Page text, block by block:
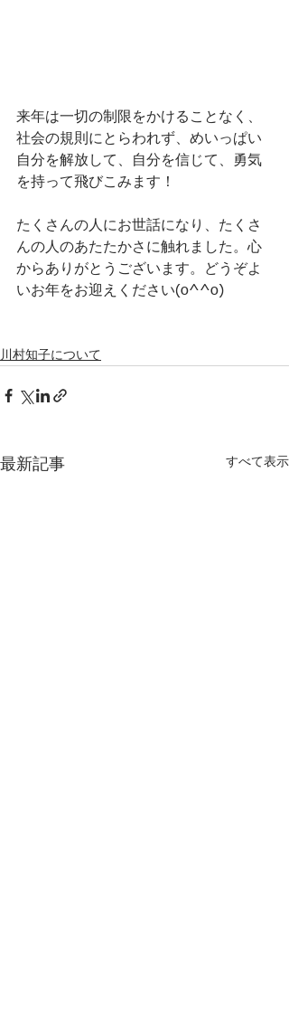
来年は一切の制限をかけることなく、
社会の規則にとらわれず、めいっぱい
自分を解放して、自分を信じて、勇気
を持って飛びこみます！
たくさんの人にお世話になり、たくさ
んの人のあたたかさに触れました。心
からありがとうございます。どうぞよ
いお年をお迎えください(o^^o)
川村知子について
最新記事 すべて表示